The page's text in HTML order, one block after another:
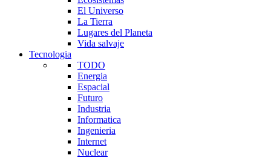
El Universo
La Tierra
Lugares del Planeta
Vida salvaje
Tecnologia
TODO
Energia
Espacial
Futuro
Industria
Informatica
Ingenieria
Internet
Nuclear